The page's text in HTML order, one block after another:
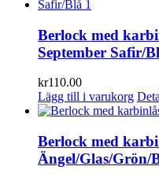
Berlock med
September Safir/
kr110.00
Lägg till i varukorg
Berlock med
Ängel/Glas/Grön/